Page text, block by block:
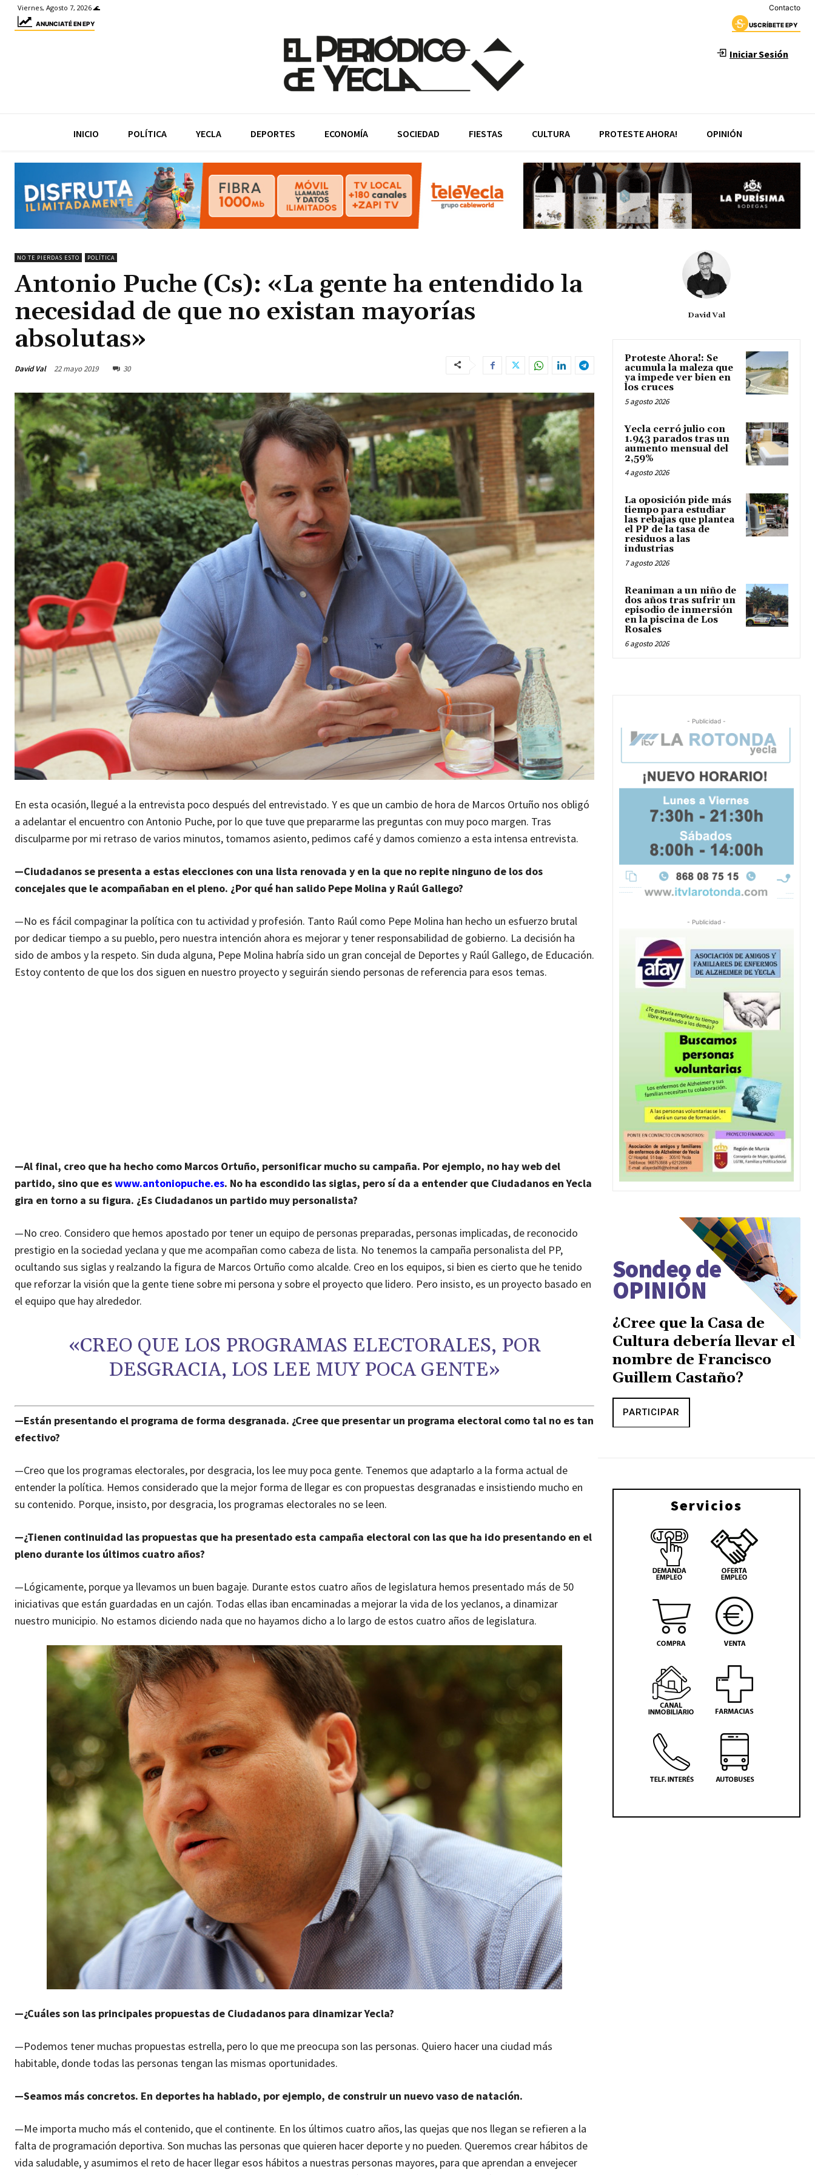
Viernes, Agosto 7, 2026 🌊 Contacto
ANUNCIATÉ EN EPY USCRÍBETE EPY
Iniciar Sesión
INICIO POLÍTICA YECLA DEPORTES ECONOMÍA SOCIEDAD FIESTAS CULTURA PROTESTE AHORA! OPINIÓN
NO TE PIERDAS ESTO POLÍTICA
Antonio Puche (Cs): «La gente ha entendido la
necesidad de que no existan mayorías
absolutas»
David Val 22 mayo 2019 30
En esta ocasión, llegué a la entrevista poco después del entrevistado. Y es que un cambio de hora de Marcos Ortuño nos obligó
a adelantar el encuentro con Antonio Puche, por lo que tuve que prepararme las preguntas con muy poco margen. Tras
disculparme por mi retraso de varios minutos, tomamos asiento, pedimos café y damos comienzo a esta intensa entrevista.
—Ciudadanos se presenta a estas elecciones con una lista renovada y en la que no repite ninguno de los dos
concejales que le acompañaban en el pleno. ¿Por qué han salido Pepe Molina y Raúl Gallego?
—No es fácil compaginar la política con tu actividad y profesión. Tanto Raúl como Pepe Molina han hecho un esfuerzo brutal
por dedicar tiempo a su pueblo, pero nuestra intención ahora es mejorar y tener responsabilidad de gobierno. La decisión ha
sido de ambos y la respeto. Sin duda alguna, Pepe Molina habría sido un gran concejal de Deportes y Raúl Gallego, de Educación.
Estoy contento de que los dos siguen en nuestro proyecto y seguirán siendo personas de referencia para esos temas.
—Al final, creo que ha hecho como Marcos Ortuño, personificar mucho su campaña. Por ejemplo, no hay web del
partido, sino que eswww.antoniopuche.es. No ha escondido las siglas, pero sí da a entender que Ciudadanos en Yecla
gira en torno a su figura. ¿Es Ciudadanos un partido muy personalista?
—No creo. Considero que hemos apostado por tener un equipo de personas preparadas, personas implicadas, de reconocido
prestigio en la sociedad yeclana y que me acompañan como cabeza de lista. No tenemos la campaña personalista del PP,
ocultando sus siglas y realzando la figura de Marcos Ortuño como alcalde. Creo en los equipos, si bien es cierto que he tenido
que reforzar la visión que la gente tiene sobre mi persona y sobre el proyecto que lidero. Pero insisto, es un proyecto basado en
el equipo que hay alrededor.
«CREO QUE LOS PROGRAMAS ELECTORALES, POR
DESGRACIA, LOS LEE MUY POCA GENTE»
—Están presentando el programa de forma desgranada. ¿Cree que presentar un programa electoral como tal no es tan
efectivo?
—Creo que los programas electorales, por desgracia, los lee muy poca gente. Tenemos que adaptarlo a la forma actual de
entender la política. Hemos considerado que la mejor forma de llegar es con propuestas desgranadas e insistiendo mucho en
su contenido. Porque, insisto, por desgracia, los programas electorales no se leen.
—¿Tienen continuidad las propuestas que ha presentado esta campaña electoral con las que ha ido presentando en el
pleno durante los últimos cuatro años?
—Lógicamente, porque ya llevamos un buen bagaje. Durante estos cuatro años de legislatura hemos presentado más de 50
iniciativas que están guardadas en un cajón. Todas ellas iban encaminadas a mejorar la vida de los yeclanos, a dinamizar
nuestro municipio. No estamos diciendo nada que no hayamos dicho a lo largo de estos cuatro años de legislatura.
—¿Cuáles son las principales propuestas de Ciudadanos para dinamizar Yecla?
—Podemos tener muchas propuestas estrella, pero lo que me preocupa son las personas. Quiero hacer una ciudad más
habitable, donde todas las personas tengan las mismas oportunidades.
—Seamos más concretos. En deportes ha hablado, por ejemplo, de construir un nuevo vaso de natación.
—Me importa mucho más el contenido, que el continente. En los últimos cuatro años, las quejas que nos llegan se refieren a la
falta de programación deportiva. Son muchas las personas que quieren hacer deporte y no pueden. Queremos crear hábitos de
vida saludable, y asumimos el reto de hacer llegar esos hábitos a nuestras personas mayores, para que aprendan a envejecer
David Val
Proteste Ahora!: Se
acumula la maleza que
ya impede ver bien en
los cruces
5 agosto 2026
Yecla cerró julio con
1.943 parados tras un
aumento mensual del
2,59%
4 agosto 2026
La oposición pide más
tiempo para estudiar
las rebajas que plantea
el PP de la tasa de
residuos a las
industrias
7 agosto 2026
Reaniman a un niño de
dos años tras sufrir un
episodio de inmersión
en la piscina de Los
Rosales
6 agosto 2026
- Publicidad -
- Publicidad -
Sondeo de
OPINIÓN
¿Cree que la Casa de
Cultura debería llevar el
nombre de Francisco
Guillem Castaño?
PARTICIPAR
Servicios